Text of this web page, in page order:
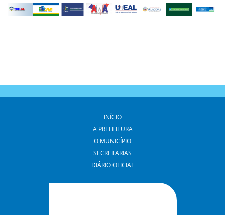
INÍCIO
A PREFEITURA
O MUNICÍPIO
SECRETARIAS
DIÁRIO OFICIAL